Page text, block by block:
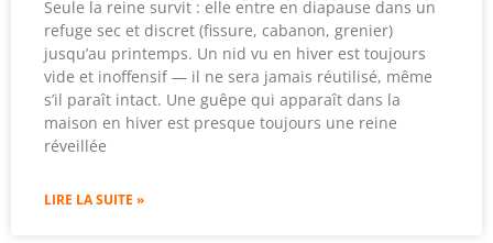
Seule la reine survit : elle entre en diapause dans un
refuge sec et discret (fissure, cabanon, grenier)
jusqu’au printemps. Un nid vu en hiver est toujours
vide et inoffensif — il ne sera jamais réutilisé, même
s’il paraît intact. Une guêpe qui apparaît dans la
maison en hiver est presque toujours une reine
réveillée
LIRE LA SUITE »